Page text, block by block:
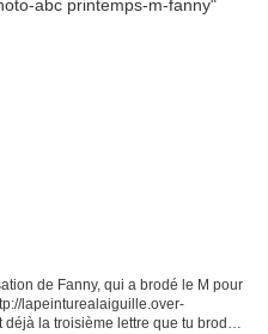
de Fanny, qui a brodé le M pour
lapeinturealaiguille.over-
la troisième lettre que tu brode